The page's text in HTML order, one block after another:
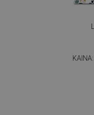
KAINA: